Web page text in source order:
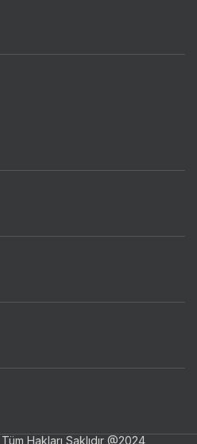
Tüm Hakları Saklıdır@2024